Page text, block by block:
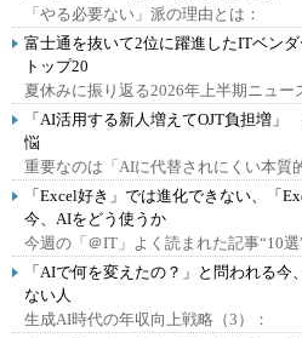
「やる必要ない」派の理由とは：
富士通を抜いて2位に躍進したITベン
トップ20
夏休みに振り返る2026年上半期ニュー
「AI活用する新人増えてOJT負担増
悩
重要なのは「AIに代替されにくい本質
「Excel好き」では進化できない、「
今、AIをどう使うか
今週の「＠IT」よく読まれた記事“10選
「AIで何を変えたの？」と問われる
ない人
生成AI時代の年収向上戦略（3）：